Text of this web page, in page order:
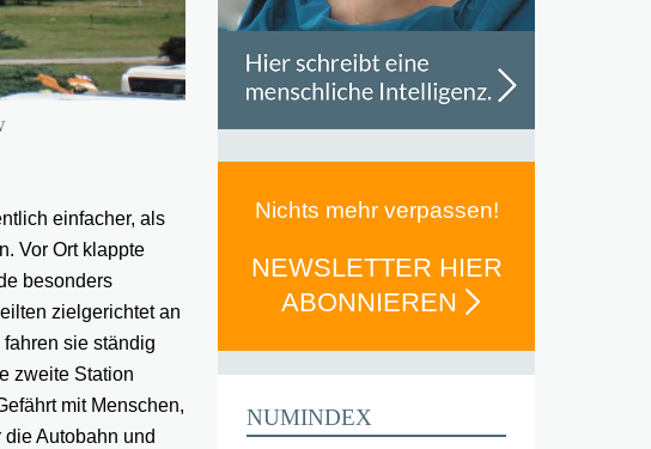
einfacher, als
Vor Ort klappte
besonders
zielgerichtet an
sie ständig
zweite Station
mit Menschen,
Autobahn und
Nichts mehr verpassen!
NEWSLETTER HIER
ABONNIEREN
NUMINDEX